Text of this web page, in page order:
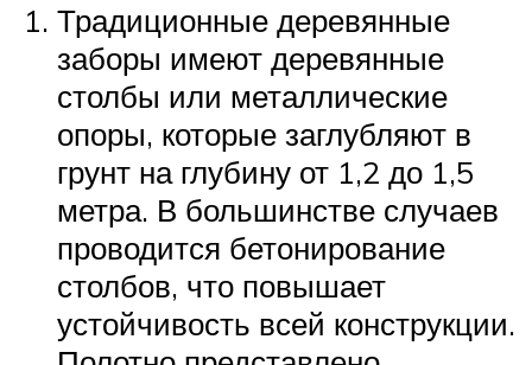
Традиционные деревянные
заборы имеют деревянные
столбы или металлические
опоры, которые заглубляют в
грунт на глубину от 1,2 до 1,5
метра. В большинстве случаев
проводится бетонирование
столбов, что повышает
устойчивость всей конструкции.